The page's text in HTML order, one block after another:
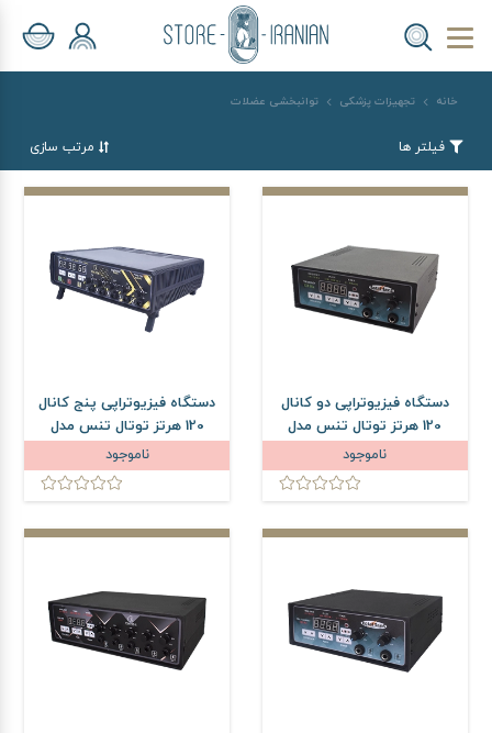
خانه تجهیزات پزشکی توانبخشی عضلات
فیلتر ها مرتب سازی
دستگاه فیزیوتراپی دو کانال
120 هرتز توتال تنس مدل
PM70
ناموجود
دستگاه فیزیوتراپی پنج کانال
120 هرتز توتال تنس مدل
PM70
ناموجود